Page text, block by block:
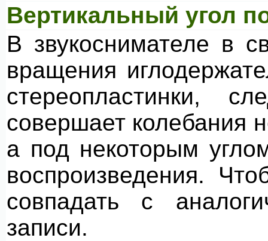
Вертикальный угол
В звукоснимателе в
вращения
стереопластинки,
совершает колебания
а под некоторым
воспроизведения.
совпадать с
записи.